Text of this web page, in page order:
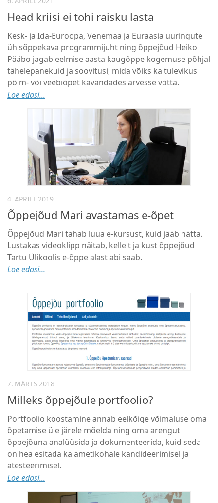
Head kriisi ei tohi raisku lasta
Kesk- ja Ida-Euroopa, Venemaa ja Euraasia uuringute
ühisõppekava programmijuht ning õppejõud Heiko
Pääbo jagab eelmise aasta kaugõppe kogemuse põhjal
tähelepanekuid ja soovitusi, mida võiks ka tulevikus
põim- või veebiõpet kavandades arvesse võtta.
Loe edasi...
4. APRILL 2019
Õppejõud Mari avastamas e-õpet
Õppejõud Mari tahab luua e-kursust, kuid jääb hätta.
Lustakas videoklipp näitab, kellelt ja kust õppejõud
Tartu Ülikoolis e-õppe alast abi saab.
Loe edasi...
7. MÄRTS 2018
Milleks õppejõule portfoolio?
Portfoolio koostamine annab eelkõige võimaluse oma
õpetamise üle järele mõelda ning oma arengut
õppejõuna analüüsida ja dokumenteerida, kuid seda
on hea esitada ka ametikohale kandideerimisel ja
atesteerimisel.
Loe edasi...